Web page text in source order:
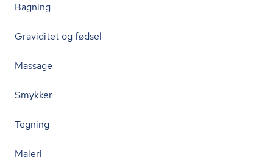
Bagning
Graviditet og fødsel
Massage
Smykker
Tegning
Maleri